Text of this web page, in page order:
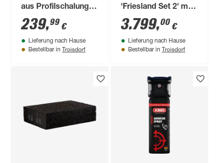
aus Profilschalung
141 x 200 cm
schiefergrau
239,99 €
Lieferung nach Hause
Bestellbar in Troisdorf
'Friesland Set 2' mit
Aluminiumdach und
Geräteraum 314 x
708 cm schiefergrau
3.799,00 €
Lieferung nach Hause
Bestellbar in Troisdorf